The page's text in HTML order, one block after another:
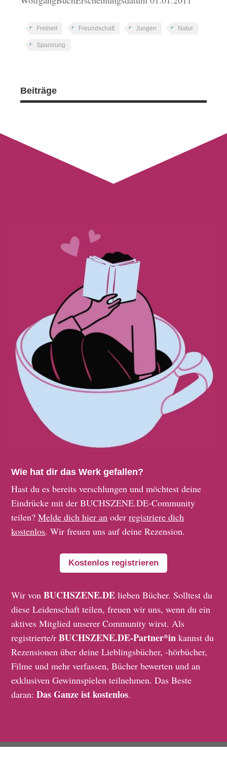
Freiheit Freundschaft Jungen Natur
Spannung
Beiträge
Wie hat dir das Werk gefallen?
Hast du es bereits verschlungen und möchtest deine
Eindrücke mit der BUCHSZENE.DE-Community
teilen?Melde dich hier an oderregistriere dich
kostenlos. Wir freuen uns auf deine Rezension.
Kostenlos registrieren
Wir vonBUCHSZENE.DE lieben Bücher. Solltest du
diese Leidenschaft teilen, freuen wir uns, wenn du ein
aktives Mitglied unserer Community wirst. Als
registrierte/rBUCHSZENE.DE-Partner*in kannst du
Rezensionen über deine Lieblingsbücher, -hörbücher,
Filme und mehr verfassen, Bücher bewerten und an
exklusiven Gewinnspielen teilnehmen. Das Beste
daran:Das Ganze ist kostenlos.